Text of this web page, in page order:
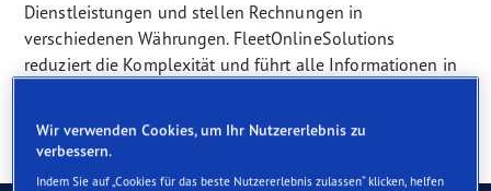
Dienstleistungen und stellen Rechnungen in
verschiedenen Währungen. FleetOnlineSolutions
reduziert die Komplexität und führt alle Informationen in
erreichen können.
Wir verwenden Cookies, um Ihr Nutzererlebnis zu
verbessern.
Indem Sie auf „Cookies für das beste Nutzererlebnis zulassen“ klicken, helfen